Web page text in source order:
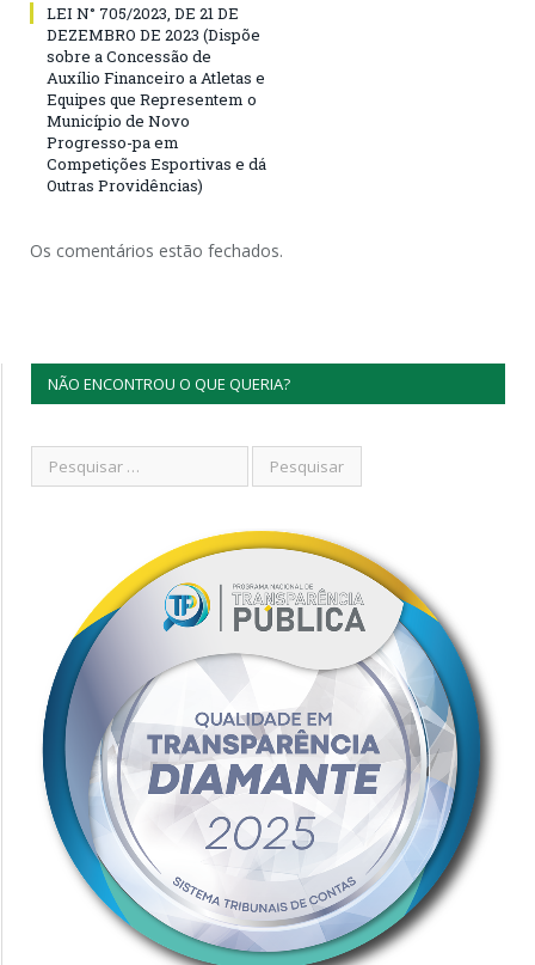
LEI N° 705/2023, DE 21 DE
DEZEMBRO DE 2023 (Dispõe
sobre a Concessão de
Auxílio Financeiro a Atletas e
Equipes que Representem o
Município de Novo
Progresso-pa em
Competições Esportivas e dá
Outras Providências)
Os comentários estão fechados.
NÃO ENCONTROU O QUE QUERIA?